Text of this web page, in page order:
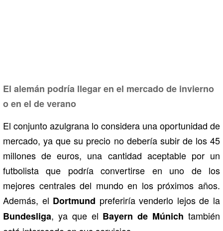
El alemán podría llegar en el mercado de invierno
o en el de verano
El conjunto azulgrana lo considera una oportunidad de
mercado, ya que su precio no debería subir de los 45
millones de euros, una cantidad aceptable por un
futbolista que podría convertirse en uno de los
mejores centrales del mundo en los próximos años.
Además, el Dortmund preferiría venderlo lejos de la
Bundesliga, ya que el Bayern de Múnich también